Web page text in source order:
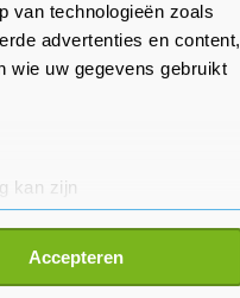
van technologieën zoals
advertenties en content,
wie uw gegevens gebruikt
kan zijn
detailgedeelte
Accepteren